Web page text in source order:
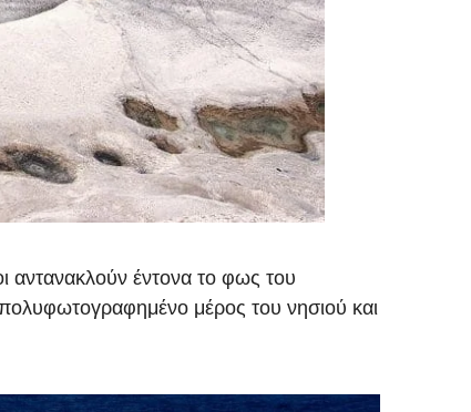
αντανακλούν έντονα το φως του
μέρος του νησιού και